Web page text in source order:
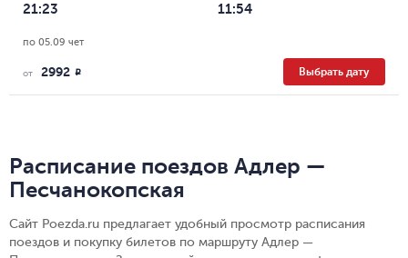
21:23 11:54
по 05.09 чет
от 2992 R Выбрать дату
Расписание поездов Адлер —
Песчанокопская
Сайт Poezda.ru предлагает удобный просмотр расписания
поездов и покупку билетов по маршруту Адлер —